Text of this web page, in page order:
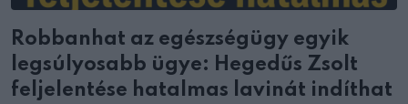
Robbanhat az egészségügy egyik
legsúlyosabb ügye: Hegedűs Zsolt
feljelentése hatalmas lavinát indíthat